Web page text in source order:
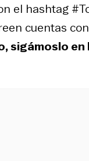
el hashtag
cuentas
sigámoslo